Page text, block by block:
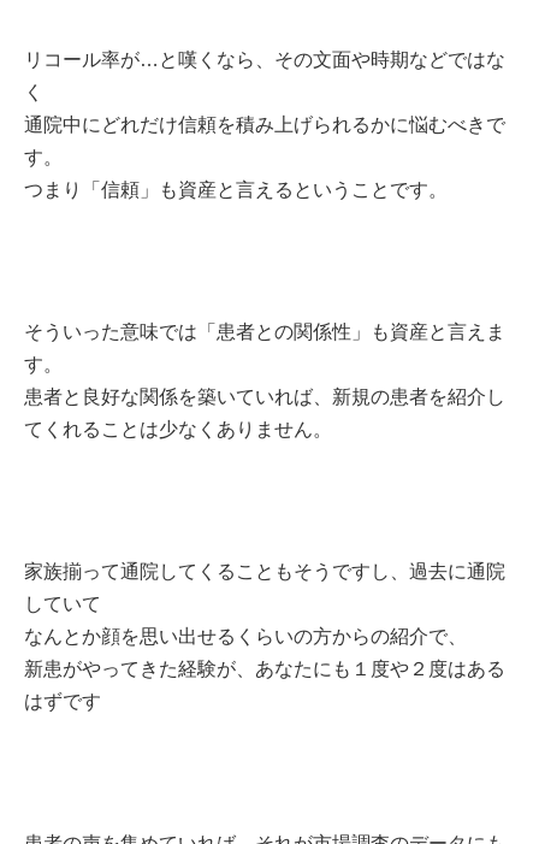
リコール率が…と嘆くなら、その文面や時期などではな
く
通院中にどれだけ信頼を積み上げられるかに悩むべきで
す。
つまり「信頼」も資産と言えるということです。
そういった意味では「患者との関係性」も資産と言えま
す。
患者と良好な関係を築いていれば、新規の患者を紹介し
てくれることは少なくありません。
家族揃って通院してくることもそうですし、過去に通院
していて
なんとか顔を思い出せるくらいの方からの紹介で、
新患がやってきた経験が、あなたにも１度や２度はある
はずです